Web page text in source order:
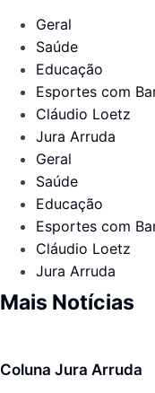
Geral
Saúde
Educação
Esportes com
Cláudio Loetz
Jura Arruda
Geral
Saúde
Educação
Esportes com
Cláudio Loetz
Jura Arruda
Mais Notícias
Coluna Jura Arruda